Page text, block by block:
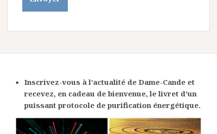
Inscrivez-vous à l’actualité de Dame-Cande et
recevez, en cadeau de bienvenue, le livret d’un
puissant protocole de purification énergétique.